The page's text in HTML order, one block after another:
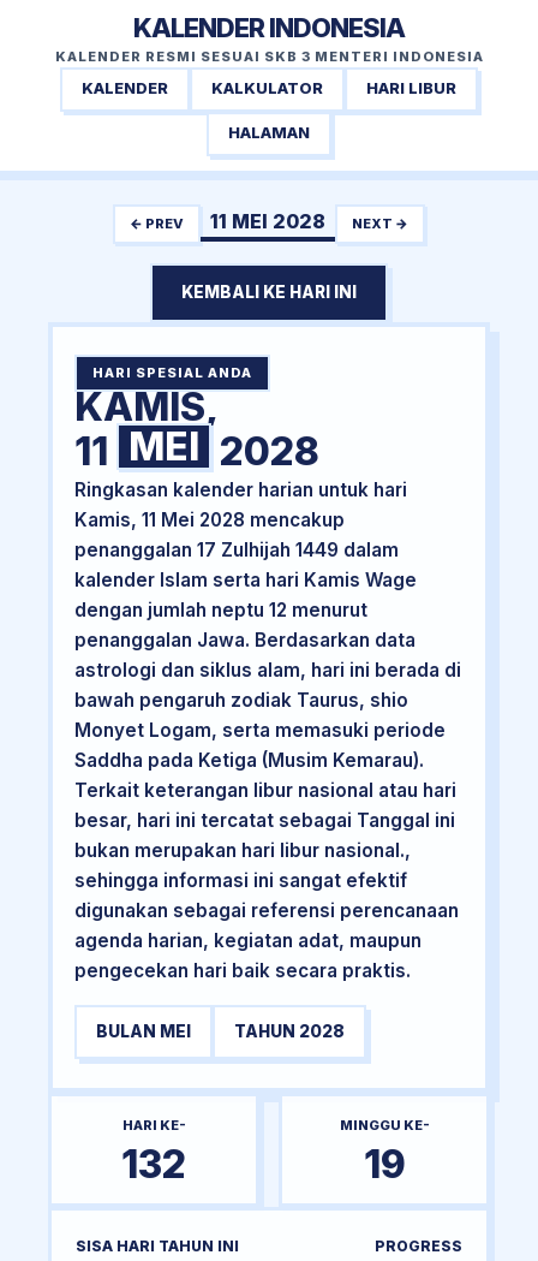
KALENDER INDONESIA
KALENDER RESMI SESUAI SKB 3 MENTERI INDONESIA
KALENDER KALKULATOR HARI LIBUR
HALAMAN
← PREV 11 MEI 2028 NEXT →
KEMBALI KE HARI INI
HARI SPESIAL ANDA
KAMIS,
11 MEI 2028
Ringkasan kalender harian untuk hari
Kamis, 11 Mei 2028 mencakup
penanggalan 17 Zulhijah 1449 dalam
kalender Islam serta hari Kamis Wage
dengan jumlah neptu 12 menurut
penanggalan Jawa. Berdasarkan data
astrologi dan siklus alam, hari ini berada di
bawah pengaruh zodiak Taurus, shio
Monyet Logam, serta memasuki periode
Saddha pada Ketiga (Musim Kemarau).
Terkait keterangan libur nasional atau hari
besar, hari ini tercatat sebagai Tanggal ini
bukan merupakan hari libur nasional.,
sehingga informasi ini sangat efektif
digunakan sebagai referensi perencanaan
agenda harian, kegiatan adat, maupun
pengecekan hari baik secara praktis.
BULAN MEI TAHUN 2028
HARI KE-
132
MINGGU KE-
19
SISA HARI TAHUN INI PROGRESS